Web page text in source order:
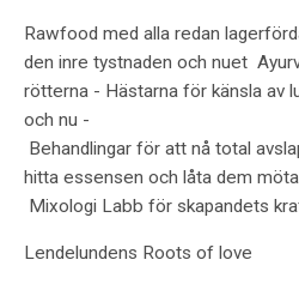
Rawfood med alla redan
den inre tystnaden och nuet
rötterna - Hästarna för känsla av
och nu -
Behandlingar för att nå total
hitta essensen och låta dem
Mixologi Labb för skapandets
Lendelundens Roots of love